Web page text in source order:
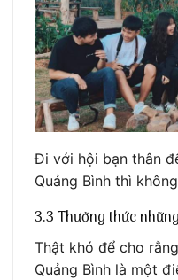
Đi với hội bạn thân
Quảng Bình thì
3.3 Thưởng thức
Thật khó để cho
Quảng Bình là một